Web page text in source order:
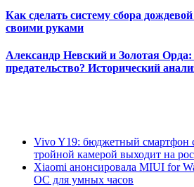
Как сделать систему сбора
своими руками
Александр Невский и Золотая
предательство? Исторический
Vivo Y19: бюджетный смартфон
тройной камерой выходит на
Xiaomi анонсировала MIUI for
ОС для умных часов